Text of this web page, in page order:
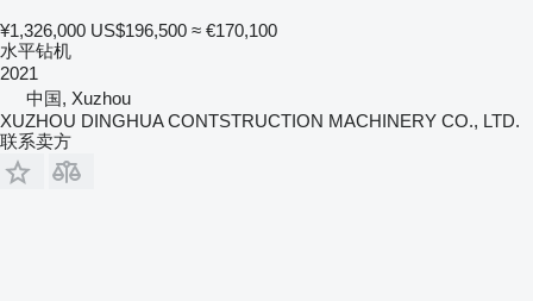
¥1,326,000 US$196,500 ≈ €170,100
水平钻机
2021
中国, Xuzhou
XUZHOU DINGHUA CONTSTRUCTION MACHINERY CO., LTD.
联系卖方